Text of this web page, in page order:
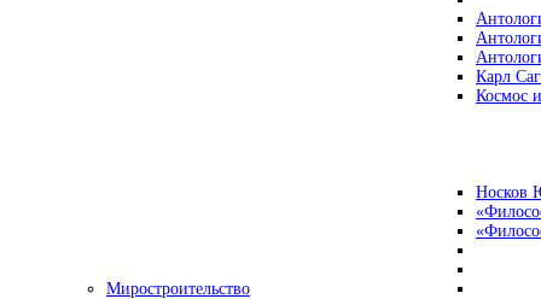
Карл
Космос
Носков
Миростроительство